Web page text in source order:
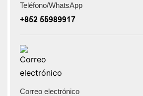
Teléfono/WhatsApp
+852 55989917
Correo electrónico